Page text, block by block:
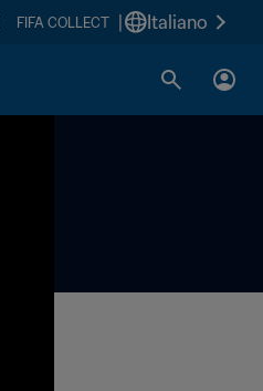
FIFA COLLECT Italiano